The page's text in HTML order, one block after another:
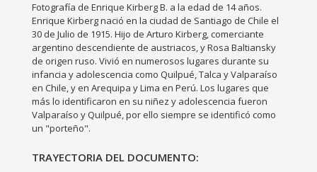
Fotografía de Enrique Kirberg B. a la edad de 14 años.
Enrique Kirberg nació en la ciudad de Santiago de Chile el
30 de Julio de 1915. Hijo de Arturo Kirberg, comerciante
argentino descendiente de austriacos, y Rosa Baltiansky
de origen ruso. Vivió en numerosos lugares durante su
infancia y adolescencia como Quilpué, Talca y Valparaíso
en Chile, y en Arequipa y Lima en Perú. Los lugares que
más lo identificaron en su niñez y adolescencia fueron
Valparaíso y Quilpué, por ello siempre se identificó como
un "porteño".
TRAYECTORIA DEL DOCUMENTO: